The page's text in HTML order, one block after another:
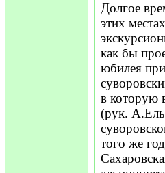
Долгое
этих
как бы
юбилея
в которую
(рук.
того же